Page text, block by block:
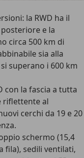
la RWD ha il
e la
circa 500 km di
sia alla
superano i 600 km
con la fascia a tutta
riflettente al
cerchi da 19 e 20
schermo (15,4
fila), sedili ventilati,